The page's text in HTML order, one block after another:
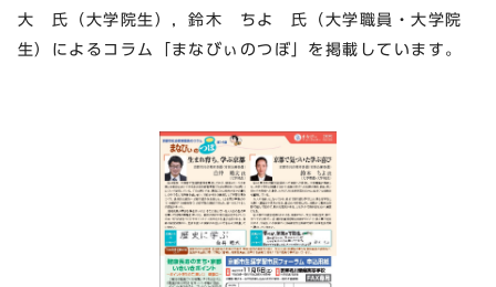
大 氏（大学院生），鈴木 ちよ 氏（大学職員・大学院
生）によるコラム「まなびぃのつぼ」を掲載しています。